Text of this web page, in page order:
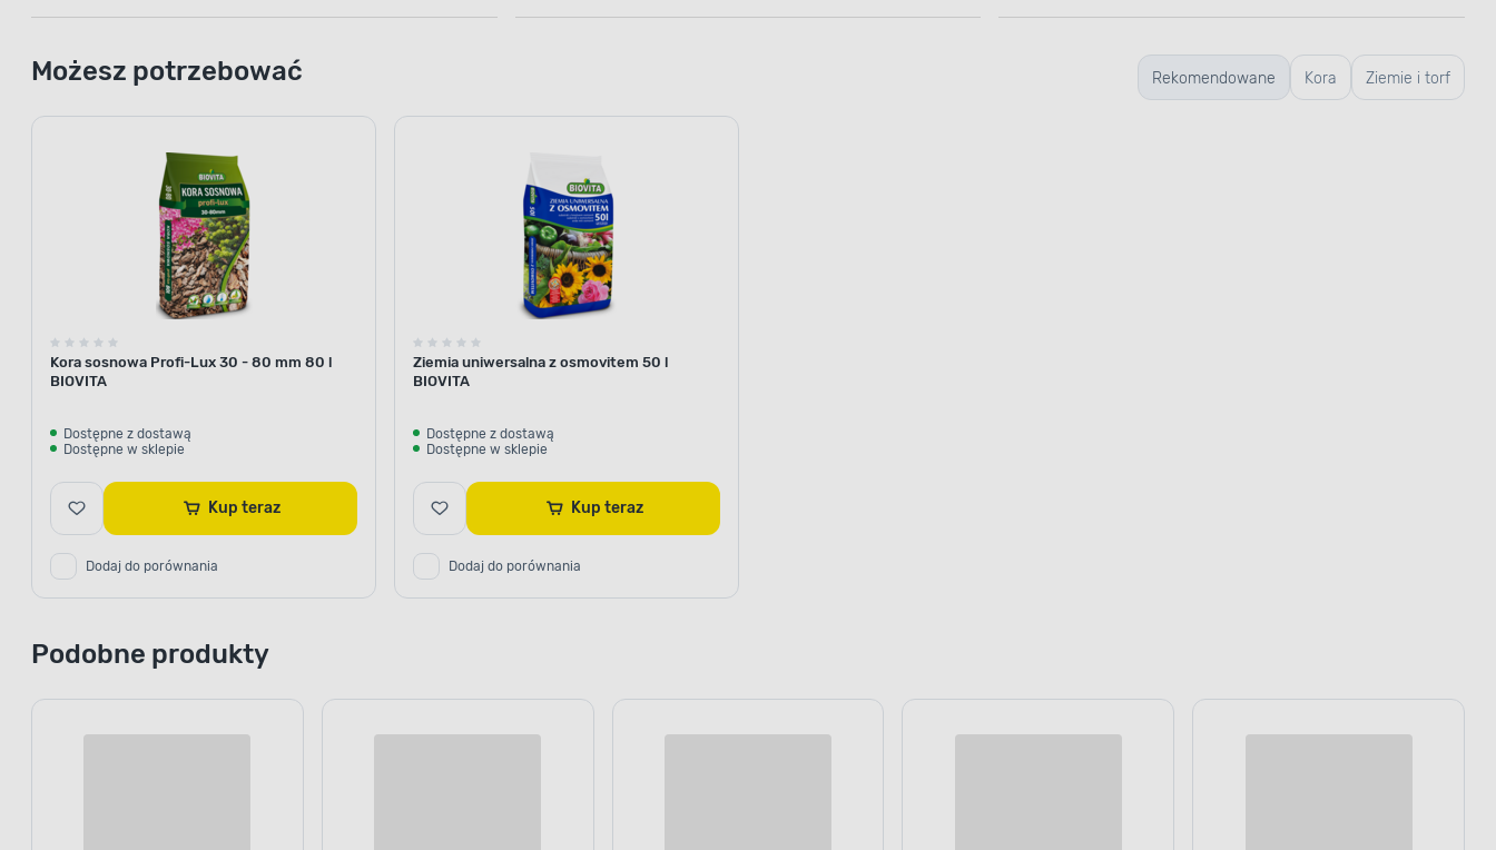
Rekomendowane Kora Ziemie i torf
Możesz potrzebować
Kora sosnowa Profi-Lux 30 - 80 mm 80 l
BIOVITA
Dostępne z dostawą
Dostępne w sklepie
Kup teraz
Dodaj do porównania
Ziemia uniwersalna z osmovitem 50 l
BIOVITA
Dostępne z dostawą
Dostępne w sklepie
Kup teraz
Dodaj do porównania
Podobne produkty